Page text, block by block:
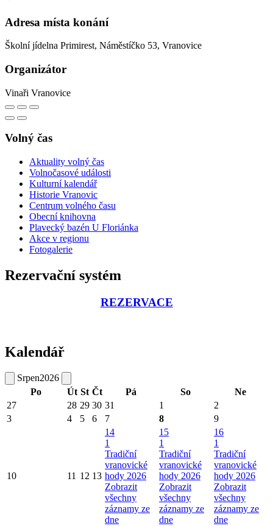
Adresa místa konání
Školní jídelna Primirest, Náměstíčko 53, Vranovice
Organizátor
Vinaři Vranovice
Volný čas
Aktuality volný čas
Volnočasové události
Kulturní kalendář
Historie Vranovic
Centrum volného času
Obecní knihovna
Plavecký bazén U Floriánka
Akce v regionu
Fotogalerie
Rezervační systém
REZERVACE
Kalendář
Srpen2026
Po
Út St Čt Pá So
Ne
27
28 29 30 31 1
2
3
4 5 6 7 8 9
10 11 12 13
14
1
Tradiční
vranovické
hody 2026
Zobrazit
všechny
záznamy ze
dne
15
1
Tradiční
vranovické
hody 2026
Zobrazit
všechny
záznamy ze
dne
16
1
Tradiční
vranovické
hody 2026
Zobrazit
všechny
záznamy ze
dne